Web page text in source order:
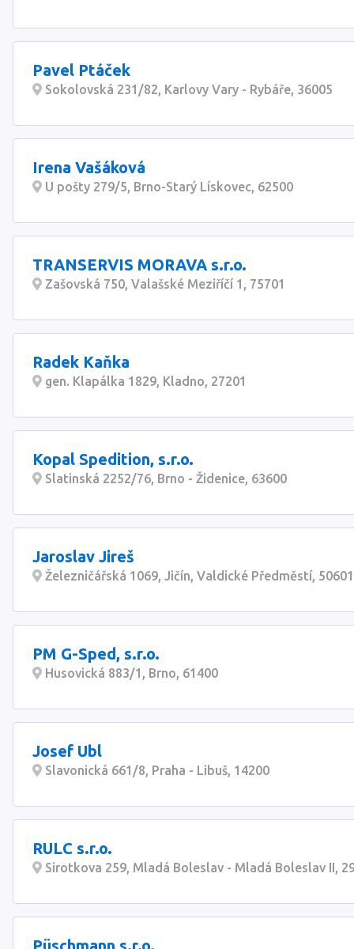
Pavel Ptáček
Sokolovská 231/82, Karlovy Vary - Rybáře, 36005
Irena Vašáková
U pošty 279/5, Brno-Starý Lískovec, 62500
TRANSERVIS MORAVA s.r.o.
Zašovská 750, Valašské Meziříčí 1, 75701
Radek Kaňka
gen. Klapálka 1829, Kladno, 27201
Kopal Spedition, s.r.o.
Slatinská 2252/76, Brno - Židenice, 63600
Jaroslav Jireš
Železničářská 1069, Jičín, Valdické Předměstí, 50601
PM G-Sped, s.r.o.
Husovická 883/1, Brno, 61400
Josef Ubl
Slavonická 661/8, Praha - Libuš, 14200
RULC s.r.o.
Sirotkova 259, Mladá Boleslav - Mladá Boleslav II,